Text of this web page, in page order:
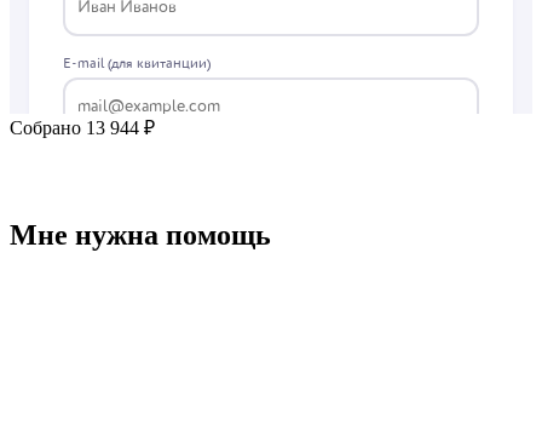
Собрано 13 944 ₽
Мне нужна помощь